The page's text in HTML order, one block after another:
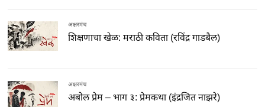
अक्षरमंच
शिक्षणाचा खेळ: मराठी कविता (रविंद्र गाडबैल)
अक्षरमंच
अबोल प्रेम – भाग ३: प्रेमकथा (इंद्रजित नाझरे)